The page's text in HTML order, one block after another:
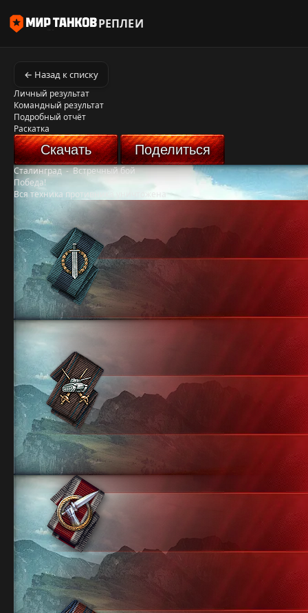
РЕПЛЕИ
← Назад к списку
Личный результат
Командный результат
Подробный отчёт
Раскатка
Скачать Поделиться
Сталинград-Встречный бой
Победа!
Вся техника противника уничтожена